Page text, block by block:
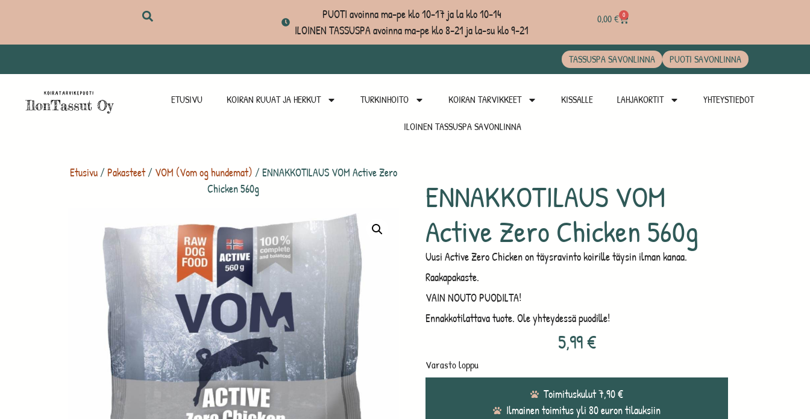
PUOTI avoinna ma-pe klo 10-17 ja la klo 10-14
ILOINEN TASSUSPA avoinna ma-pe klo 8-21 ja la-su klo 9-21
0,00€ 0
TASSUSPA SAVONLINNA PUOTI SAVONLINNA
ETUSIVU KOIRAN RUUAT JA HERKUT TURKINHOITO KOIRAN TARVIKKEET KISSALLE LAHJAKORTIT YHTEYSTIEDOT
ILOINEN TASSUSPA SAVONLINNA
Etusivu/ Pakasteet/ VOM (Vom og hundemat) / ENNAKKOTILAUS VOM Active Zero
Chicken 560g
ENNAKKOTILAUS VOM
Active Zero Chicken 560g
Uusi Active Zero Chicken on täysravinto koirille täysin ilman kanaa.
Raakapakaste.
VAIN NOUTO PUODILTA!
Ennakkotilattava tuote. Ole yhteydessä puodille!
5,99€
Varasto loppu
Toimituskulut 7,90 €
Ilmainen toimitus yli 80 euron tilauksiin